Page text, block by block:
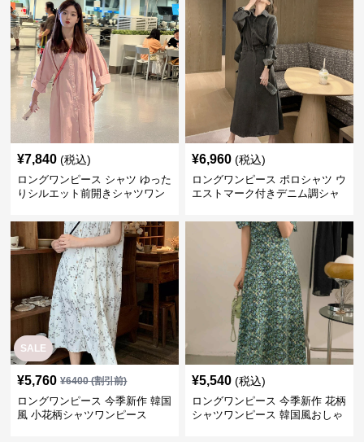
¥7,840 (税込)
ロングワンピース シャツ ゆった
りシルエット前開きシャツワン
¥6,960 (税込)
ロングワンピース ポロシャツ ウ
エストマーク付きデニム調シャ
SALE
¥5,760 ¥6400(割引前)
ロングワンピース 今季新作 韓国
風 小花柄シャツワンピース
¥5,540 (税込)
ロングワンピース 今季新作 花柄
シャツワンピース 韓国風おしゃ